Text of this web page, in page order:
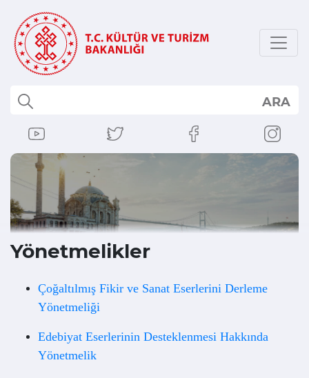
ARA
Yönetmelikler
Çoğaltılmış Fikir ve Sanat Eserlerini Derleme
Yönetmeliği
Edebiyat Eserlerinin Desteklenmesi Hakkında
Yönetmelik